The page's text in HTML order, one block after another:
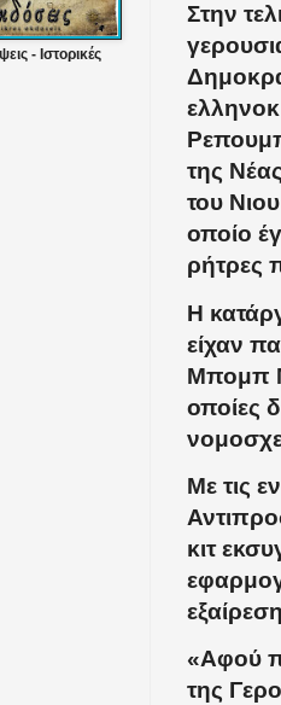
Στην
της
του
οποίο
ρήτρες
Η
είχαν
Μπομπ
οποίες
Με τις
κιτ
«Αφού
της
- Ιστορικές